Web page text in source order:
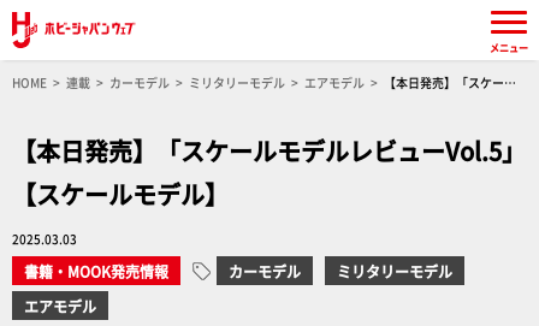
HOME 連載 カーモデル ミリタリーモデル エアモデル
【本日発売】「スケール
【本日発売】「スケールモデルレビューVol.5」
【スケールモデル】
2025.03.03
書籍・MOOK発売情報 カーモデル
ミリタリーモデル
エアモデル
メニュー